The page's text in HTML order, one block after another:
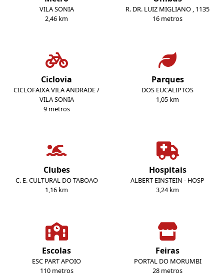
VILA SONIA
2,46 km
R. DR. LUIZ MIGLIANO , 1135
16 metros
Ciclovia
CICLOFAIXA VILA ANDRADE /
VILA SONIA
9 metros
Parques
DOS EUCALIPTOS
1,05 km
Clubes
C. E. CULTURAL DO TABOAO
1,16 km
Hospitais
ALBERT EINSTEIN - HOSP
3,24 km
Escolas
ESC PART APOIO
110 metros
Feiras
PORTAL DO MORUMBI
28 metros